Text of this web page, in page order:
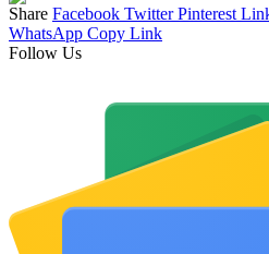
Share Facebook Twitter Pinterest
WhatsApp Copy Link
Follow Us